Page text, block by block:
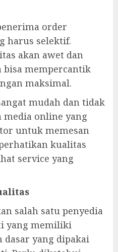
order
harus selektif.
akan awet dan
bisa mempercantik
maksimal.
mudah dan tidak
media online yang
untuk memesan
kualitas
service yang
salah satu penyedia
yang memiliki
dasar yang dipakai